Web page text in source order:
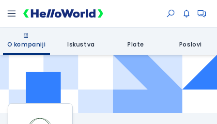
O kompaniji Iskustva Plate Poslovi